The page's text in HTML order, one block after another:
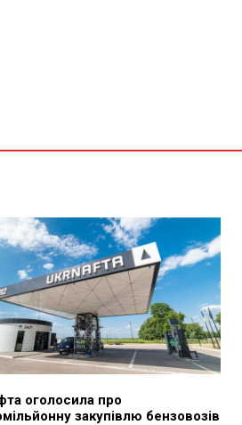
оголосила про
закупівлю бензовозів